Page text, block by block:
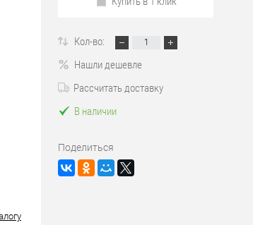
Кол-во:
Нашли дешевле
Рассчитать доставку
В наличии
Поделиться